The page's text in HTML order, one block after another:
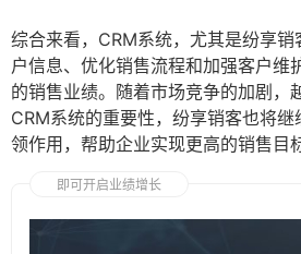
综合来看，CRM系统，尤其是纷享
户信息、优化销售流程和加强客户维
的销售业绩。随着市场竞争的加剧，
CRM系统的重要性，纷享销客也将继
领作用，帮助企业实现更高的销售目标
即可开启业绩增长